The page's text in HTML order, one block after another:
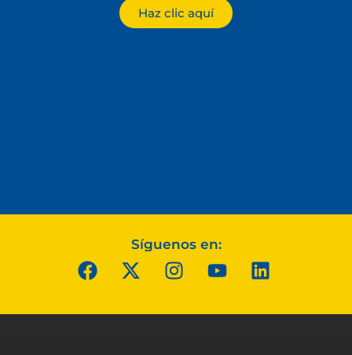
Haz clic aquí
Síguenos en: